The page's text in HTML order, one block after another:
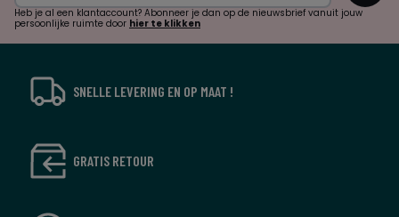
verrassingen?
Heb je al een klantaccount? Abonneer je dan op de nieuwsbrief vanuit jouw
persoonlijke ruimte door hier te klikken
SNELLE LEVERING EN OP MAAT !
GRATIS RETOUR